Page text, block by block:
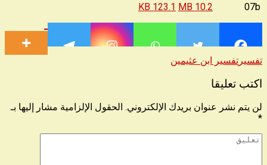
07b
10.2 MB
123.1 KB
تفسير تفسير ابن عثيمين
اكتب تعليقا
لن يتم نشر عنوان بريدك الإلكتروني. الحقول الإلزامية مشار إليها بـ
*